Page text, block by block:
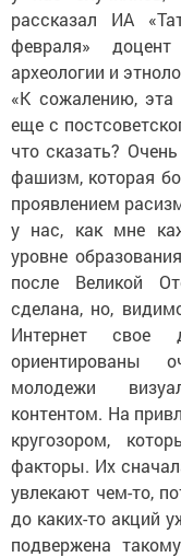
рассказал ИА
февраля»
археологии и
«К сожалению,
еще с
что сказать?
фашизм, которая
проявлением
у нас, как мне
уровне
после Великой
сделана, но,
Интернет свое
ориентированы
молодежи
контентом. На
кругозором,
факторы. Их
увлекают чем-то,
до каких-то акций
подвержена